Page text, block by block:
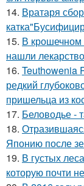
14. Вратаря
15. В крошечном
нашли
16. Teuthowenia
редкий
пришельца из
17. Беловодье -
18.
Японию после
19. В густых
которую почти